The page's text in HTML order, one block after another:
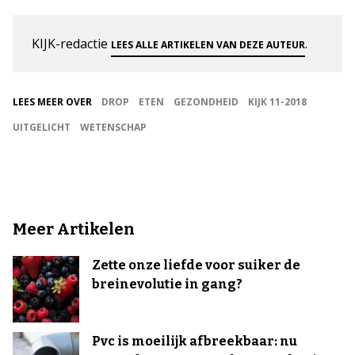
KIJK-redactie LEES ALLE ARTIKELEN VAN DEZE AUTEUR.
LEES MEER OVER DROP ETEN GEZONDHEID
KIJK 11-2018
UITGELICHT
WETENSCHAP
Meer Artikelen
Zette onze liefde voor suiker de
breinevolutie in gang?
Pvc is moeilijk afbreekbaar: nu